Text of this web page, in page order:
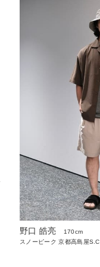
野口 皓亮
170cm
スノーピーク 京都高島屋S.C.